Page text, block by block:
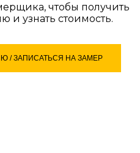
чтобы получить
и узнать стоимость.
/ ЗАПИСАТЬСЯ НА ЗАМЕР